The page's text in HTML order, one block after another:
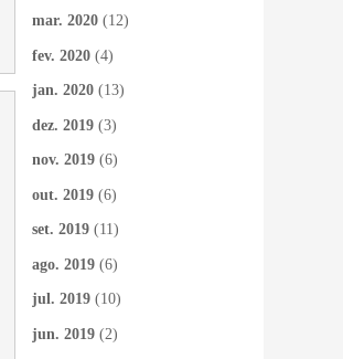
mar. 2020 (12)
fev. 2020 (4)
jan. 2020 (13)
dez. 2019 (3)
nov. 2019 (6)
out. 2019 (6)
set. 2019 (11)
ago. 2019 (6)
jul. 2019 (10)
jun. 2019 (2)